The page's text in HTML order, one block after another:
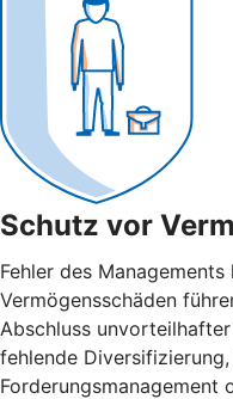
Schutz vor
Fehler des
Vermögensschäden
Abschluss
fehlende
Forderungsmanagement